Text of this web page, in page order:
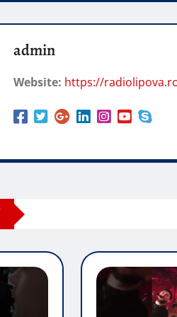
admin
Website: https://